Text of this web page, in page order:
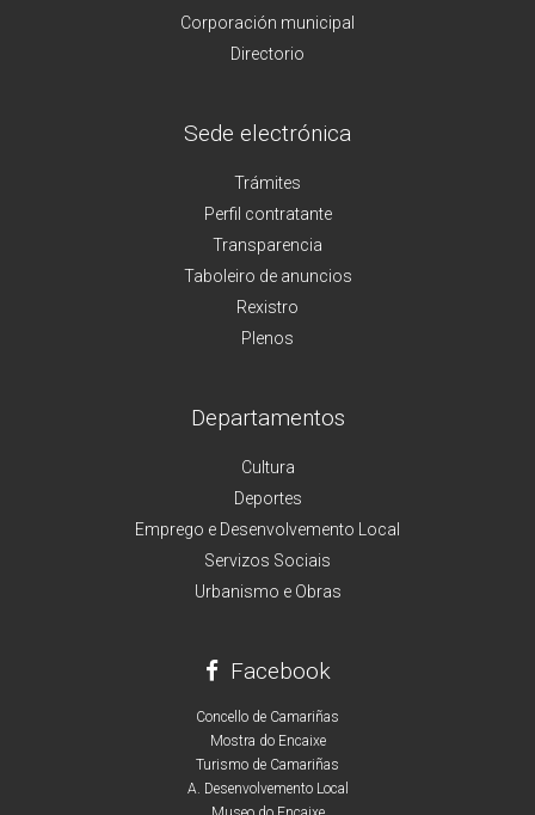
Corporación municipal
Directorio
Sede electrónica
Trámites
Perfil contratante
Transparencia
Taboleiro de anuncios
Rexistro
Plenos
Departamentos
Cultura
Deportes
Emprego e Desenvolvemento Local
Servizos Sociais
Urbanismo e Obras
Facebook
Concello de Camariñas
Mostra do Encaixe
Turismo de Camariñas
A. Desenvolvemento Local